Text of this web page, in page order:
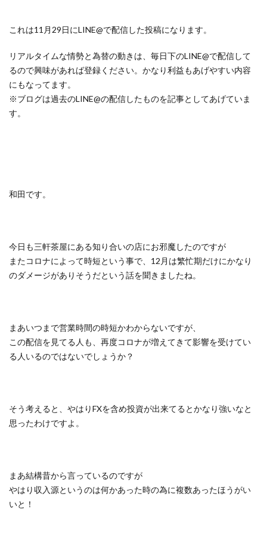
これは11月29日にLINE@で配信した投稿になります。
リアルタイムな情勢と為替の動きは、毎日下のLINE@で配信して
るので興味があれば登録ください。かなり利益もあげやすい内容
にもなってます。
※ブログは過去のLINE@の配信したものを記事としてあげていま
す。
和田です。
今日も三軒茶屋にある知り合いの店にお邪魔したのですが
またコロナによって時短という事で、12月は繁忙期だけにかなり
のダメージがありそうだという話を聞きましたね。
まあいつまで営業時間の時短かわからないですが、
この配信を見てる人も、再度コロナが増えてきて影響を受けてい
る人いるのではないでしょうか？
そう考えると、やはりFXを含め投資が出来てるとかなり強いなと
思ったわけですよ。
まあ結構昔から言っているのですが
やはり収入源というのは何かあった時の為に複数あったほうがい
いと！